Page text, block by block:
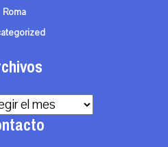
Roma